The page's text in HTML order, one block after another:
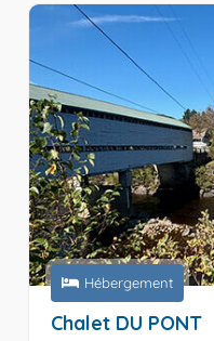
Hébergement
Chalet DU PONT